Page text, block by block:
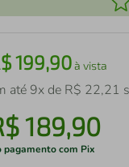
199,90à vista
até 9x de R$ 22,21
189,90
pagamento com Pix